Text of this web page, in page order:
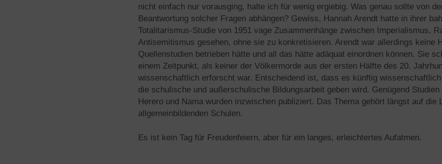
nicht einfach nur vorausging, halte ich für wenig ergiebig. Was genau sollte von
Beantwortung solcher Fragen abhängen? Gewiss, Hannah Arendt hatte in ihrer
Totalitarismus-Studie von 1951 vage Zusammenhänge zwischen Imperialismus,
Antisemitismus gesehen, ohne sie zu konkretisieren. Arendt war allerdings keine
Quellenstudien betrieben hätte und all das hätte adäquat einordnen können. Sie
einem Zeitpunkt, als keiner der Völkermorde aus der ersten Hälfte des 20.
wissenschaftlich erforscht war. Entscheidend ist, dass es künftig
die schulische und außerschulische Bildungsarbeit geben wird. Genügend
Herero und Nama wurden inzwischen publiziert. Das Thema gehört längst auf die
allgemeinbildenden Schulen.
Es ist kein Tag für Freudenfeiern, aber für ein langes, erleichtertes Aufatmen.